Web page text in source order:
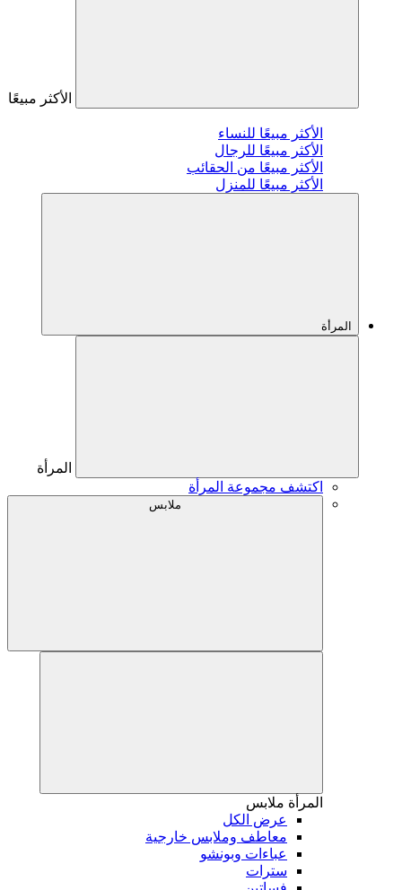
الأكثر مبيعًا
الأكثر مبيعًا للنساء
الأكثر مبيعًا للرجال
الأكثر مبيعًا من الحقائب
الأكثر مبيعًا للمنزل
المرأة
المرأة
اكتشف مجموعة المرأة
ملابس
المرأة ملابس
عرض الكل
معاطف وملابس خارجية
عباءات وبونشو
سترات